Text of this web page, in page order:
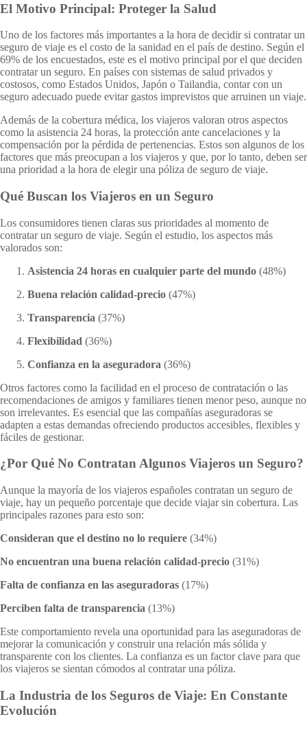
El Motivo Principal: Proteger la Salud
Uno de los factores más importantes a la hora de decidir si contratar un
seguro de viaje es el costo de la sanidad en el país de destino. Según el
69% de los encuestados, este es el motivo principal por el que deciden
contratar un seguro. En países con sistemas de salud privados y
costosos, como Estados Unidos, Japón o Tailandia, contar con un
seguro adecuado puede evitar gastos imprevistos que arruinen un viaje.
Además de la cobertura médica, los viajeros valoran otros aspectos
como la asistencia 24 horas, la protección ante cancelaciones y la
compensación por la pérdida de pertenencias. Estos son algunos de los
factores que más preocupan a los viajeros y que, por lo tanto, deben ser
una prioridad a la hora de elegir una póliza de seguro de viaje.
Qué Buscan los Viajeros en un Seguro
Los consumidores tienen claras sus prioridades al momento de
contratar un seguro de viaje. Según el estudio, los aspectos más
valorados son:
Asistencia 24 horas en cualquier parte del mundo (48%)
Buena relación calidad-precio (47%)
Transparencia (37%)
Flexibilidad (36%)
Confianza en la aseguradora (36%)
Otros factores como la facilidad en el proceso de contratación o las
recomendaciones de amigos y familiares tienen menor peso, aunque no
son irrelevantes. Es esencial que las compañías aseguradoras se
adapten a estas demandas ofreciendo productos accesibles, flexibles y
fáciles de gestionar.
¿Por Qué No Contratan Algunos Viajeros un Seguro?
Aunque la mayoría de los viajeros españoles contratan un seguro de
viaje, hay un pequeño porcentaje que decide viajar sin cobertura. Las
principales razones para esto son:
Consideran que el destino no lo requiere (34%)
No encuentran una buena relación calidad-precio (31%)
Falta de confianza en las aseguradoras (17%)
Perciben falta de transparencia (13%)
Este comportamiento revela una oportunidad para las aseguradoras de
mejorar la comunicación y construir una relación más sólida y
transparente con los clientes. La confianza es un factor clave para que
los viajeros se sientan cómodos al contratar una póliza.
La Industria de los Seguros de Viaje: En Constante
Evolución